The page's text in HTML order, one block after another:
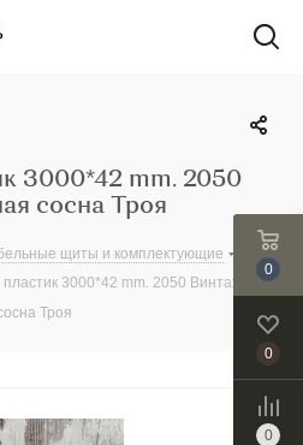
3000*42 mm. 2050
сосна Троя
щиты и комплектующие
пластик 3000*42 mm. 2050 Винтажная
Троя
0
0
0